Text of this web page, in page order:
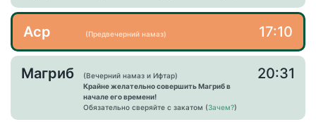
Аср (Предвечерний намаз) 17:10
Магриб
(Вечерний намаз и Ифтар)
Крайне желательно совершить Магриб в
начале его времени!
Обязательно сверяйте с закатом (Зачем?)
20:31